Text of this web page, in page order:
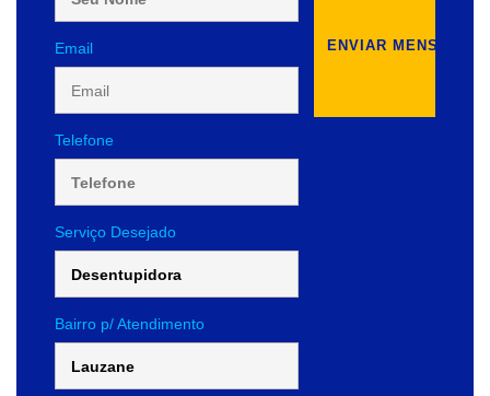
Email
Telefone
Serviço Desejado
Bairro p/ Atendimento